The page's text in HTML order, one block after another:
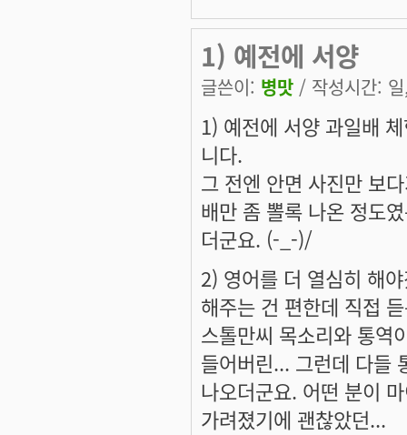
1) 예전에 서양
글쓴이: 병맛 / 작성시간:
1) 예전에 서양 과일배
니다.
그 전엔 안면 사진만 보
배만 좀 뽈록 나온 정도
더군요. (-_-)/
2) 영어를 더 열심히 해
해주는 건 편한데 직접
스톨만씨 목소리와 통역
들어버린... 그런데 다들
나오더군요. 어떤 분이
가려졌기에 괜찮았던...